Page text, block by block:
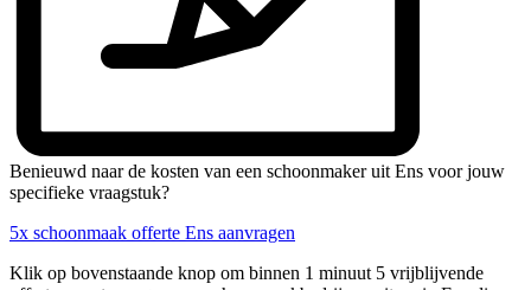
Benieuwd naar de kosten van een schoonmaker uit Ens voor jouw
specifieke vraagstuk?
5x schoonmaak offerte Ens aanvragen
Klik op bovenstaande knop om binnen 1 minuut 5 vrijblijvende